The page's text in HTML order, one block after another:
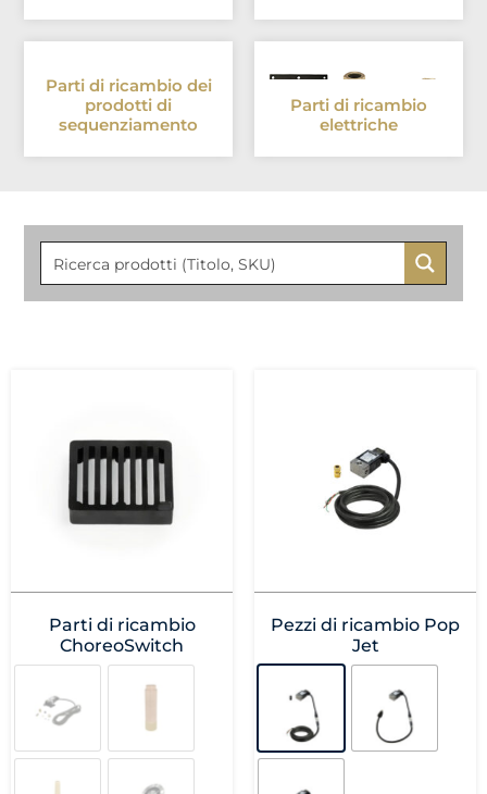
Parti di ricambio dei
prodotti di
sequenziamento
Parti di ricambio
elettriche
Parti di ricambio
ChoreoSwitch
Pezzi di ricambio Pop
Jet